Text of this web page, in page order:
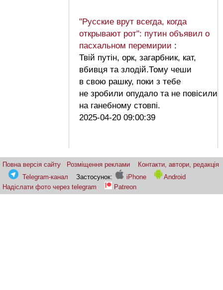
"Русские врут всегда, когда
открывают рот": путин объявил о
пасхальном перемирии :
Твій путін, орк, загарбник, кат,
вбивця та злодій.Тому чеши
в свою рашку, поки з тебе
не зробили опудало та не повісили
на ганебному стовпі.
2025-04-20 09:00:39
Повна версія сайту Розміщення реклами
Контакти, автори, редакція
Telegram-канал
Застосунок: iPhone
Android
Надіслати фото через telegram
Patreon